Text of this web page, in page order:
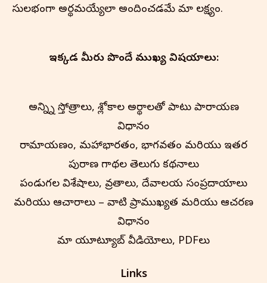
సులభంగా అర్థమయ్యేలా అందించడమే మా లక్ష్యం.
ఇక్కడ మీరు పొందే ముఖ్య విషయాలు:
అన్న్ని స్తోత్రాలు, శ్లోకాల అర్థాలతో పాటు పారాయణ
విధానం
రామాయణం, మహాభారతం, భాగవతం మరియు ఇతర
పురాణ గాథల తెలుగు కథనాలు
పండుగల విశేషాలు, వ్రతాలు, దేవాలయ సంప్రదాయాలు
మరియు ఆచారాలు – వాటి ప్రాముఖ్యత మరియు ఆచరణ
విధానం
మా యూట్యూబ్ వీడియోలు, PDFలు
Links